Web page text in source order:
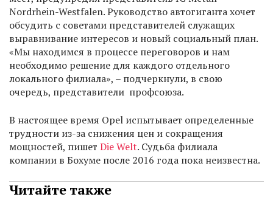
Nordrhein-Westfalen. Руководство автогиганта хочет
обсудить с советами представителей служащих
выравнивание интересов и новый социальный план.
«Мы находимся в процессе переговоров и нам
необходимо решение для каждого отдельного
локального филиала», – подчеркнули, в свою
очередь, представители профсоюза.
В настоящее время Opel испытывает определенные
трудности из-за снижения цен и сокращения
мощностей, пишет Die Welt. Судьба филиала
компании в Бохуме после 2016 года пока неизвестна.
Читайте также